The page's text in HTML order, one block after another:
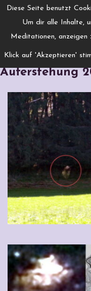
Diese Seite benutzt
Um dir alle Inhalte,
Meditationen, anzeigen
Klick auf 'Akzeptieren'
Direkt zum Seiteninhalt
Menü
Erscheinung
Auferstehung